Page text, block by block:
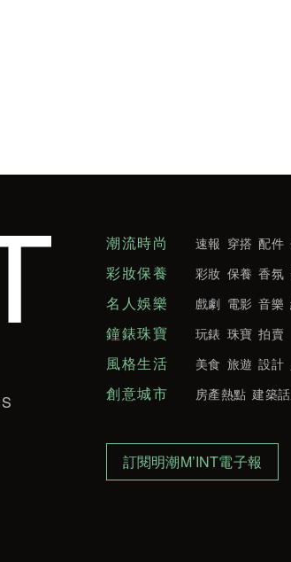
潮流時尚 速報 穿搭 配件
彩妝保養 彩妝 保養 香氛
名人娛樂 戲劇 電影 音樂
鐘錶珠寶 玩錶 珠寶 拍賣
風格生活 美食 旅遊 設計
創意城市 房產熱點 建築
訂閱明潮M’INT電子報